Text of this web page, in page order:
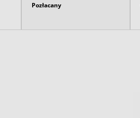
Pozłacany